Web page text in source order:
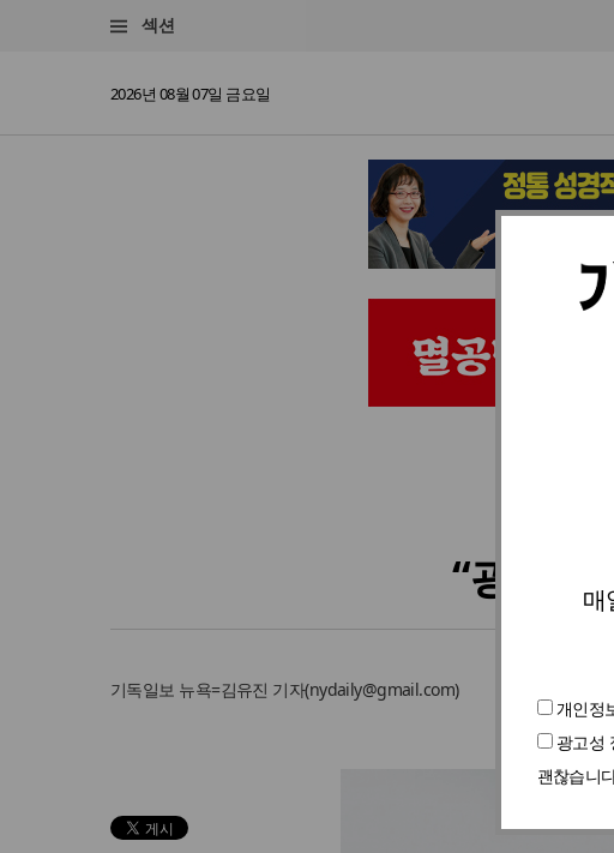
섹션
2026년 08월 07일 금요일
매
개인정
광고성
괜찮습니
“광기의
기독일보 뉴욕=김유진 기자(nydaily@gmail.com)